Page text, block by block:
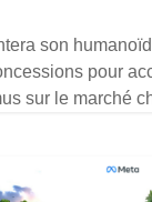
son
pour
sur le marché